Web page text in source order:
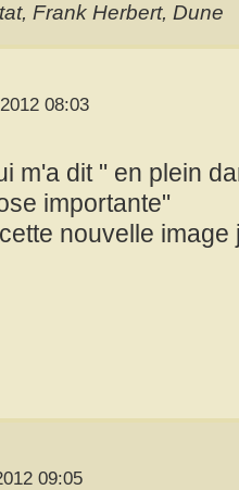
Frank Herbert, Dune
08:03
m'a dit " en plein
importante"
nouvelle
09:05